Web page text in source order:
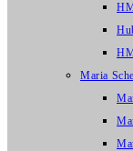
Maria